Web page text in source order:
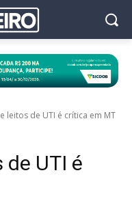
leitos de UTI é crítica em MT
UTI é